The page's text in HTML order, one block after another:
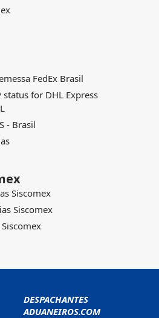
FedEx Brasil
for DHL Express
- Brasil
Siscomex
Siscomex
DESPACHANTES
ADUANEIROS.COM